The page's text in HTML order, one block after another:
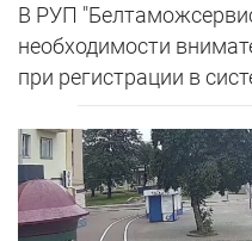
В РУП
необходимости
при регистрации в